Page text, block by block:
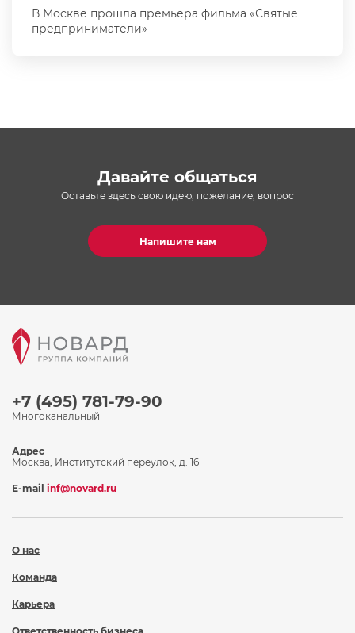
В Москве прошла премьера фильма «Святые
предприниматели»
Давайте общаться
Оставьте здесь свою идею, пожелание, вопрос
Напишите нам
+7 (495) 781-79-90
Многоканальный
О нас
Команда
Карьера
Адрес
Москва, Институтский переулок, д. 16
E-mail inf@novard.ru